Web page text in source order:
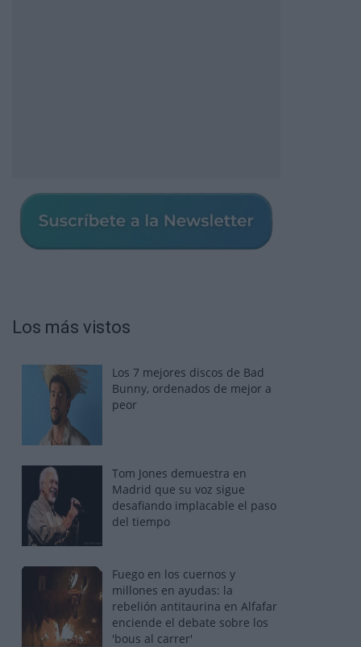
Los más vistos
Los 7 mejores discos de Bad
Bunny, ordenados de mejor a
peor
Tom Jones demuestra en
Madrid que su voz sigue
desafiando implacable el paso
del tiempo
Fuego en los cuernos y
millones en ayudas: la
rebelión antitaurina en Alfafar
enciende el debate sobre los
'bous al carrer'